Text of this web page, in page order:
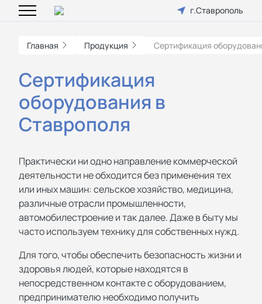
г.Ставрополь
Главная Продукция Сертификация
Сертификация
оборудования в
Ставрополя
Практически ни одно направление коммерческой
деятельности не обходится без применения тех
или иных машин: сельское хозяйство, медицина,
различные отрасли промышленности,
автомобилестроение и так далее. Даже в быту мы
часто используем технику для собственных нужд.
Для того, чтобы обеспечить безопасность жизни и
здоровья людей, которые находятся в
непосредственном контакте с оборудованием,
предпринимателю необходимо получить